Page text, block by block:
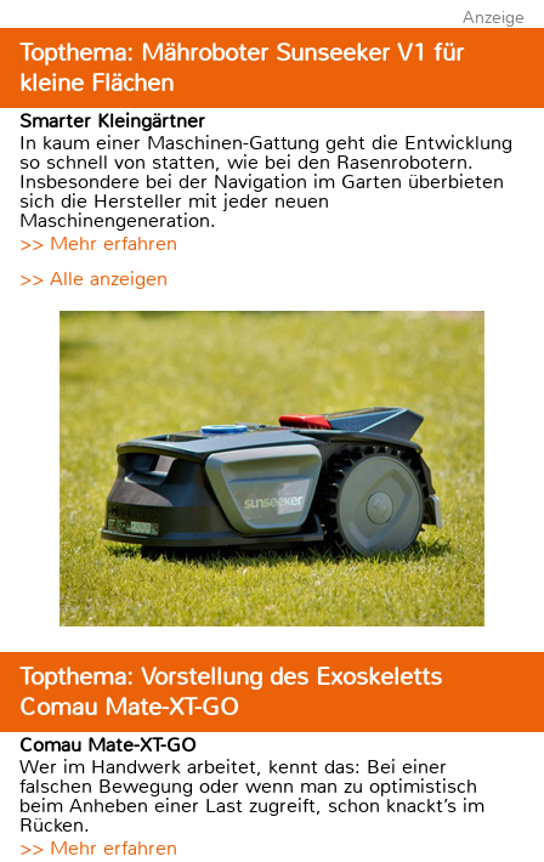
Anzeige
Topthema: Mähroboter Sunseeker V1 für
kleine Flächen
Smarter Kleingärtner
In kaum einer Maschinen-Gattung geht die Entwicklung
so schnell von statten, wie bei den Rasenrobotern.
Insbesondere bei der Navigation im Garten überbieten
sich die Hersteller mit jeder neuen
Maschinengeneration.
>> Mehr erfahren
>> Alle anzeigen
Topthema: Vorstellung des Exoskeletts
Comau Mate-XT-GO
Comau Mate-XT-GO
Wer im Handwerk arbeitet, kennt das: Bei einer
falschen Bewegung oder wenn man zu optimistisch
beim Anheben einer Last zugreift, schon knackt’s im
Rücken.
>> Mehr erfahren